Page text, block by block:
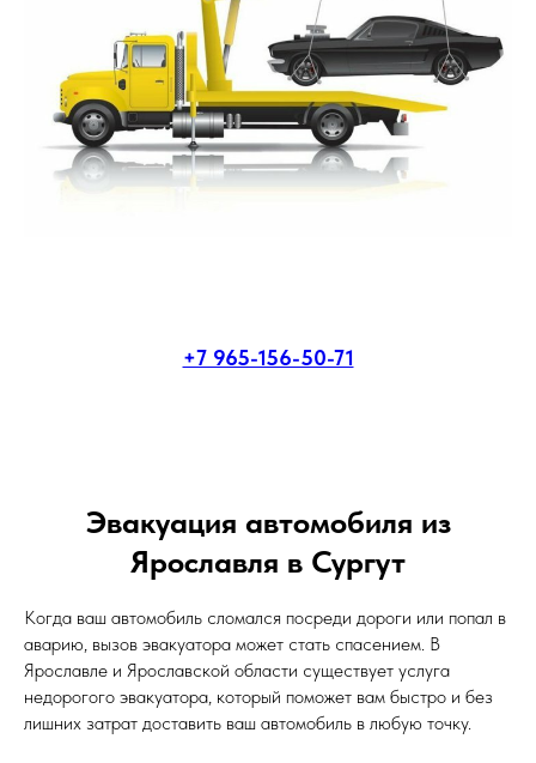
+7 965-156-50-71
Эвакуация автомобиля из
Ярославля в Сургут
Когда ваш автомобиль сломался посреди дороги или попал в
аварию, вызов эвакуатора может стать спасением. В
Ярославле и Ярославской области существует услуга
недорогого эвакуатора, который поможет вам быстро и без
лишних затрат доставить ваш автомобиль в любую точку.